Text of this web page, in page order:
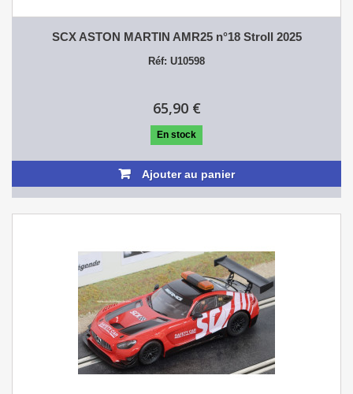
SCX ASTON MARTIN AMR25 n°18 Stroll 2025
Réf: U10598
65,90 €
En stock
Ajouter au panier